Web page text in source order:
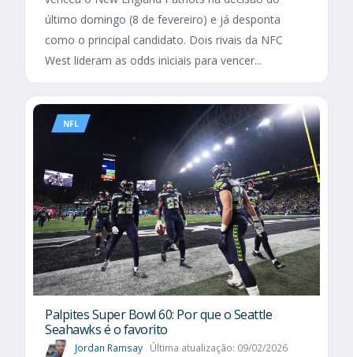
último domingo (8 de fevereiro) e já desponta
como o principal candidato. Dois rivais da NFC
West lideram as odds iniciais para vencer...
NFL
Palpites Super Bowl 60: Por que o Seattle
Seahawks é o favorito
Jordan Ramsay Última atualização: 09/02/2026